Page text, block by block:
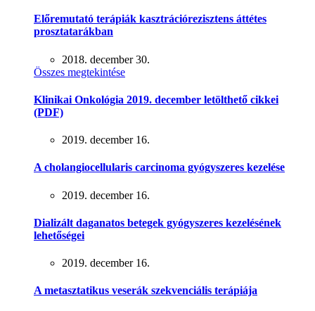
Előremutató terápiák kasztrációrezisztens áttétes
prosztatarákban
2018. december 30.
Összes megtekintése
Klinikai Onkológia 2019. december letölthető cikkei
(PDF)
2019. december 16.
A cholangiocellularis carcinoma gyógyszeres kezelése
2019. december 16.
Dializált daganatos betegek gyógyszeres kezelésének
lehetőségei
2019. december 16.
A metasztatikus veserák szekvenciális terápiája